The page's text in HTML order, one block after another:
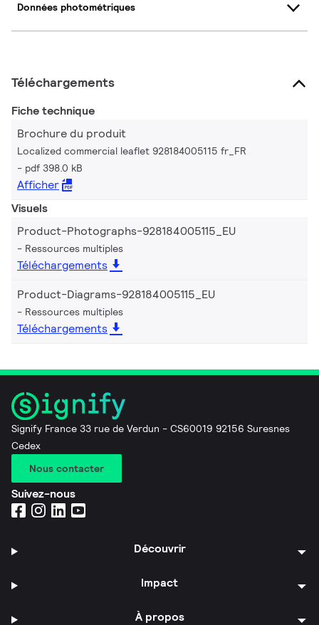
Données photométriques
Téléchargements
Fiche technique
Brochure du produit
Localized commercial leaflet 928184005115 fr_FR
pdf 398.0 kB
Afficher
Visuels
Product-Photographs-928184005115_EU
Ressources multiples
Téléchargements
Product-Diagrams-928184005115_EU
Ressources multiples
Téléchargements
Signify France 33 rue de Verdun - CS60019 92156 Suresnes
Cedex
Nous contacter
Suivez-nous
Découvrir
Impact
À propos